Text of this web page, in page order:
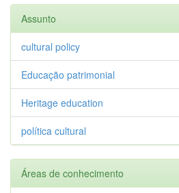
Assunto
cultural policy
Educação patrimonial
Heritage education
política cultural
Áreas de conhecimento